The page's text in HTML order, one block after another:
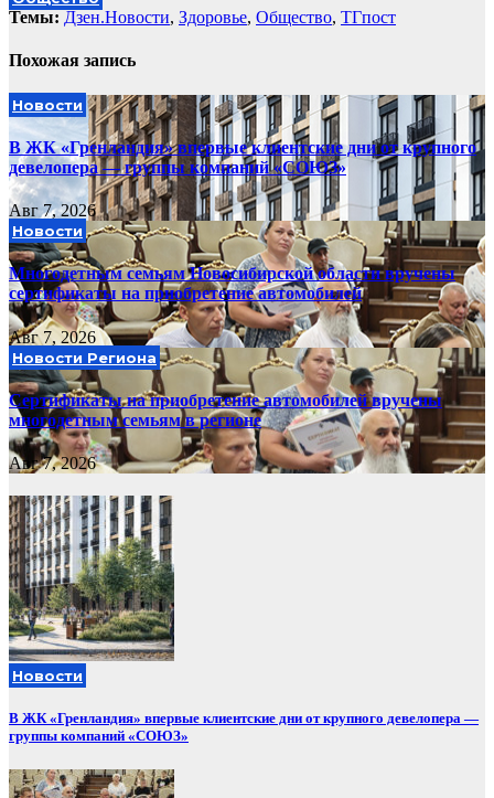
Темы: Дзен.Новости, Здоровье, Общество, ТГпост
Похожая запись
Новости
В ЖК «Гренландия» впервые клиентские дни от крупного
девелопера — группы компаний «СОЮЗ»
Авг 7, 2026
Новости
Многодетным семьям Новосибирской области вручены
сертификаты на приобретение автомобилей
Авг 7, 2026
Новости Региона
Сертификаты на приобретение автомобилей вручены
многодетным семьям в регионе
Авг 7, 2026
Новости
В ЖК «Гренландия» впервые клиентские дни от крупного девелопера —
группы компаний «СОЮЗ»